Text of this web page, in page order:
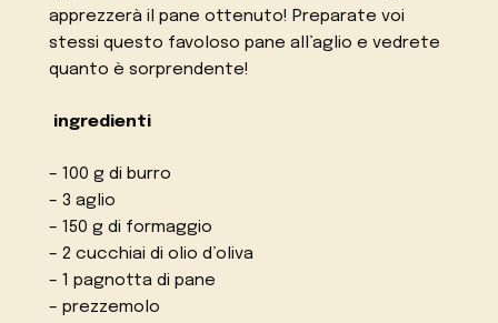
apprezzerà il pane ottenuto! Preparate voi
stessi questo favoloso pane all’aglio e vedrete
quanto è sorprendente!
ingredienti
– 100 g di burro
– 3 aglio
– 150 g di formaggio
– 2 cucchiai di olio d’oliva
– 1 pagnotta di pane
– prezzemolo